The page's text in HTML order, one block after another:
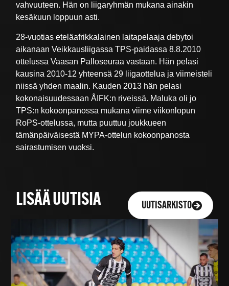
vahvuuteen. Hän on liigaryhmän mukana ainakin
kesäkuun loppuun asti.
28-vuotias eteläafrikkalainen laitapelaaja debytoi
aikanaan Veikkausliigassa TPS-paidassa 8.8.2010
ottelussa Vaasan Palloseuraa vastaan. Hän pelasi
kausina 2010-12 yhteensä 29 liigaottelua ja viimeisteli
niissä yhden maalin. Kauden 2013 hän pelasi
kokonaisuudessaan ÅIFK:n riveissä. Maluka oli jo
TPS:n kokoonpanossa mukana viime viikonlopun
RoPS-ottelussa, mutta puuttuu joukkueen
tämänpäiväisestä MYPA-ottelun kokoonpanosta
sairastumisen vuoksi.
LISÄÄ UUTISIA UUTISARKISTO